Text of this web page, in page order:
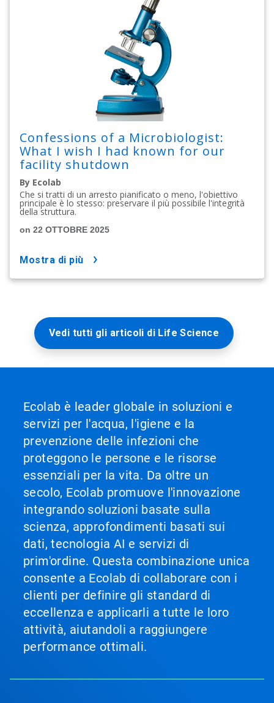
Confessions of a Microbiologist:
What I wish I had known for our
facility shutdown
By Ecolab
Che si tratti di un arresto pianificato o meno, l'obiettivo
principale è lo stesso: preservare il più possibile l'integrità
della struttura.
on 22 OTTOBRE 2025
mostra di più
Vedi tutti gli articoli di Life Science
Ecolab è leader globale in soluzioni e
servizi per l'acqua, l'igiene e la
prevenzione delle infezioni che
proteggono le persone e le risorse
essenziali per la vita. Da oltre un
secolo, Ecolab promuove l'innovazione
integrando soluzioni basate sulla
scienza, approfondimenti basati sui
dati, tecnologia AI e servizi di
prim'ordine. Questa combinazione unica
consente a Ecolab di collaborare con i
clienti per definire gli standard di
eccellenza e applicarli a tutte le loro
attività, aiutandoli a raggiungere
performance ottimali.